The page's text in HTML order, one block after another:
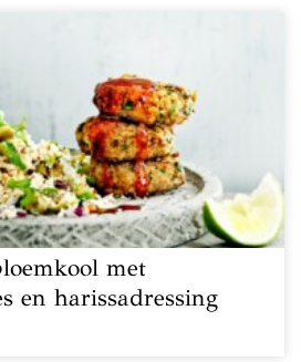
met
en harissadressing